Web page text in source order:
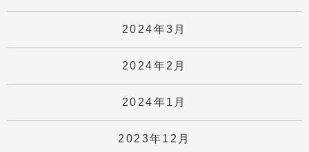
2024年3月
2024年2月
2024年1月
2023年12月